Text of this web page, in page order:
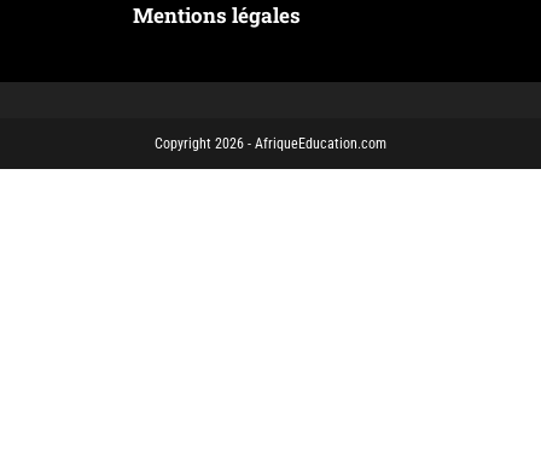
Mentions légales
Copyright 2026 - AfriqueEducation.com